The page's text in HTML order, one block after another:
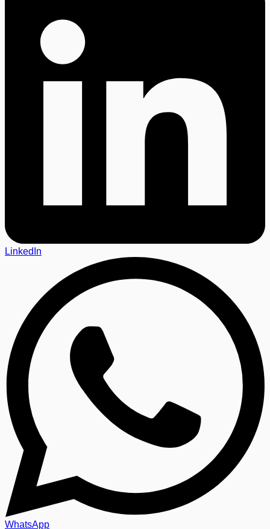
LinkedIn
WhatsApp